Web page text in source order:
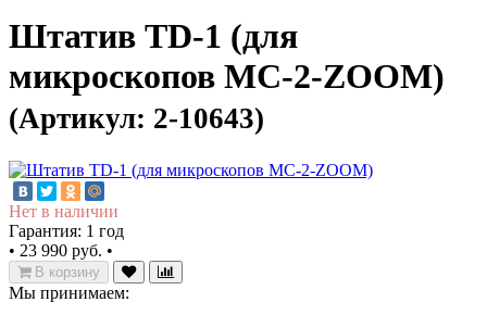
Штатив TD-1 (для
микроскопов MC-2-ZOOM)
(Артикул: 2-10643)
Нет в наличии
Гарантия: 1 год
• 23 990 руб. •
В корзину
Мы принимаем: